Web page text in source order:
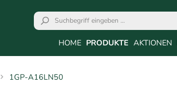
HOME PRODUKTE AKTIONEN
1GP-A16LN50